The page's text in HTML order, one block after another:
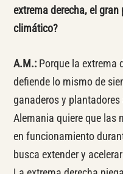
extrema derecha, el
climático?
A.M.: Porque la extrema
defiende lo mismo de
ganaderos y
Alemania quiere que las
en funcionamiento
busca extender y